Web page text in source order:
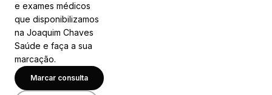
e exames médicos
que disponibilizamos
na Joaquim Chaves
Saúde e faça a sua
marcação.
Marcar consulta